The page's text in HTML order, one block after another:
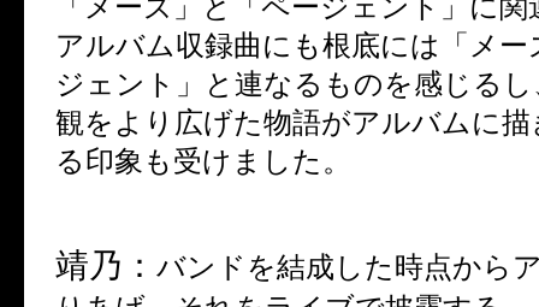
「メーズ」と「ページェント」に
アルバム収録曲にも根底には「メー
ジェント」と連なるものを感じる
観をより広げた物語がアルバムに
る印象も受けました。
靖乃： バンドを結成した時点から